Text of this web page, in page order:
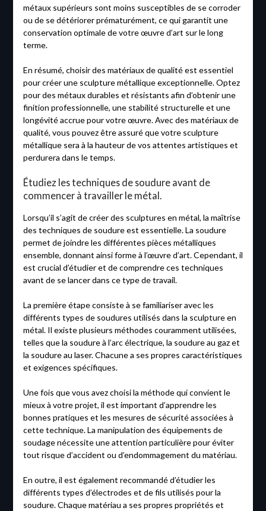
métaux supérieurs sont moins susceptibles de se corroder
ou de se détériorer prématurément, ce qui garantit une
conservation optimale de votre œuvre d’art sur le long
terme.
En résumé, choisir des matériaux de qualité est essentiel
pour créer une sculpture métallique exceptionnelle. Optez
pour des métaux durables et résistants afin d’obtenir une
finition professionnelle, une stabilité structurelle et une
longévité accrue pour votre œuvre. Avec des matériaux de
qualité, vous pouvez être assuré que votre sculpture
métallique sera à la hauteur de vos attentes artistiques et
perdurera dans le temps.
Étudiez les techniques de soudure avant de
commencer à travailler le métal.
Lorsqu’il s’agit de créer des sculptures en métal, la maîtrise
des techniques de soudure est essentielle. La soudure
permet de joindre les différentes pièces métalliques
ensemble, donnant ainsi forme à l’œuvre d’art. Cependant, il
est crucial d’étudier et de comprendre ces techniques
avant de se lancer dans ce type de travail.
La première étape consiste à se familiariser avec les
différents types de soudures utilisés dans la sculpture en
métal. Il existe plusieurs méthodes couramment utilisées,
telles que la soudure à l’arc électrique, la soudure au gaz et
la soudure au laser. Chacune a ses propres caractéristiques
et exigences spécifiques.
Une fois que vous avez choisi la méthode qui convient le
mieux à votre projet, il est important d’apprendre les
bonnes pratiques et les mesures de sécurité associées à
cette technique. La manipulation des équipements de
soudage nécessite une attention particulière pour éviter
tout risque d’accident ou d’endommagement du matériau.
En outre, il est également recommandé d’étudier les
différents types d’électrodes et de fils utilisés pour la
soudure. Chaque matériau a ses propres propriétés et